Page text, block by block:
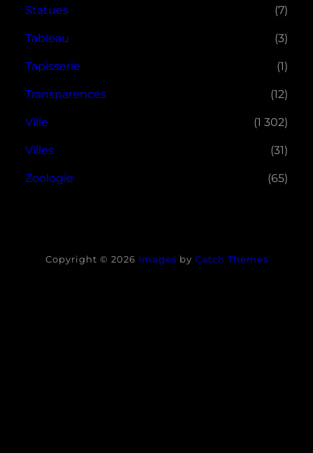
Statues (7)
Tableau (3)
Tapisserie (1)
Transparences (12)
Ville (1 302)
Villes (31)
Zoologie (65)
Copyright © 2026 Images by Catch Themes